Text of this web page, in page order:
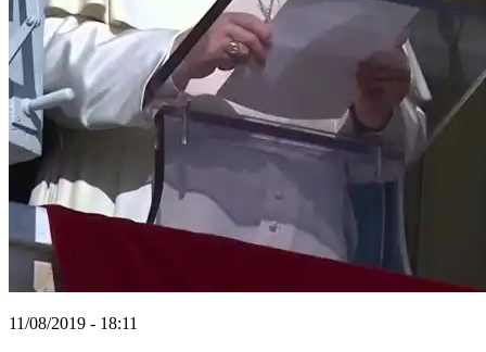
11/08/2019 - 18:11